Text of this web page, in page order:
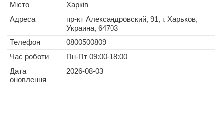
Місто
Харків
Адреса
пр-кт Александровский, 91, г. Харьков,
Украина, 64703
Телефон
0800500809
Час роботи
Пн-Пт 09:00-18:00
Дата
оновлення
2026-08-03